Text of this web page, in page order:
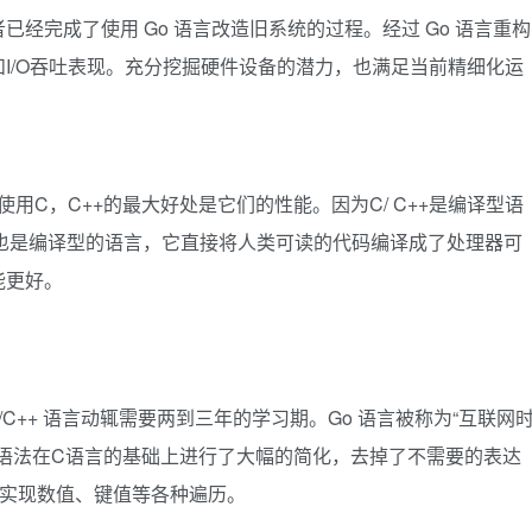
经完成了使用 Go 语言改造旧系统的过程。经过 Go 语言重构
O吞吐表现。充分挖掘硬件设备的潜力，也满足当前精细化运
用C，C++的最大好处是它们的性能。因为C/ C++是编译型语
编译型的语言，它直接将人类可读的代码编译成了处理器可
好。
语言动辄需要两到三年的学习期。Go 语言被称为“互联网
法在C语言的基础上进行了大幅的简化，去掉了不需要的表达
现数值、键值等各种遍历。